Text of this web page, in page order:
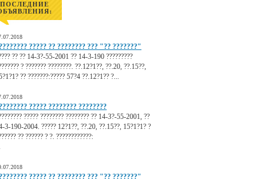
ПОСЛЕДНИЕ
????? ?? ???????? ??? "?? ???????"
?? ?? 14-3?-55-2001 ?? 14-3-190 ?????????
? ??????? ????????. ??.12?1??, ??.20, ??.15??,
?? ???????:????? 57?4 ??.12?1?? ?...
????? ???????? ????????
????? ???????? ???????? ?? 14-3?-55-2001, ??
3-190-2004. ????? 12?1??, ??.20, ??.15??, 15?1?1? ?
?? ?????? ? ?. ????????????:
????? ?? ???????? ??? "?? ???????"